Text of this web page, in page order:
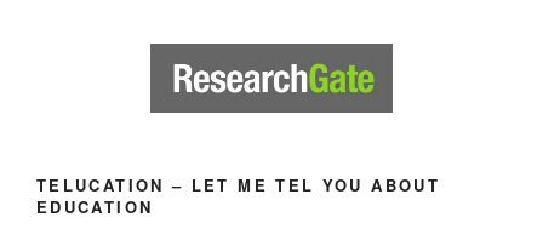
TELUCATION – LET ME TEL YOU ABOUT
EDUCATION